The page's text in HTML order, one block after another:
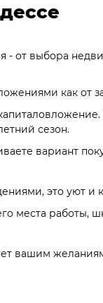
от выбора
как от
сезон.
вариант
это уют и
места работы,
вашим